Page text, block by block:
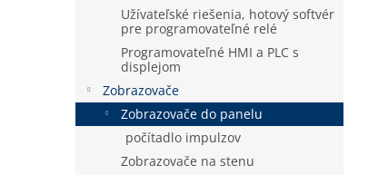
Užívateľské riešenia, hotový softvér
pre programovateľné relé
Programovateľné HMI a PLC s
displejom
Zobrazovače
Zobrazovače do panelu
počítadlo impulzov
Zobrazovače na stenu